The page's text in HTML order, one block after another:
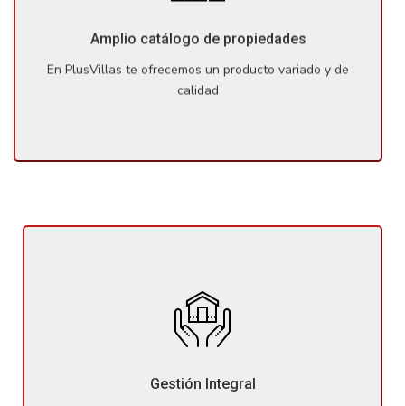
Amplio catálogo de propiedades
En PlusVillas te ofrecemos un producto variado y de
calidad
en la zona, entre las cuales seguro estará el inmueble de
Gestión Integral
No sólo te ayudaremos a encontrar la propiedad ideal,
sino que también te proporcionaremos la asistencia
siempre por la correcta gestión de todos los trámites.